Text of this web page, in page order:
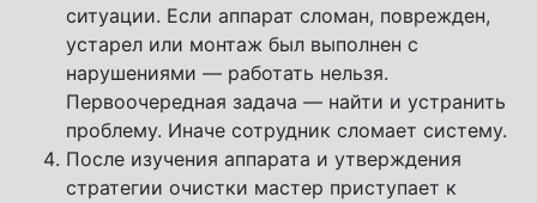
ситуации. Если аппарат сломан, поврежден,
устарел или монтаж был выполнен с
нарушениями — работать нельзя.
Первоочередная задача — найти и устранить
проблему. Иначе сотрудник сломает систему.
После изучения аппарата и утверждения
стратегии очистки мастер приступает к